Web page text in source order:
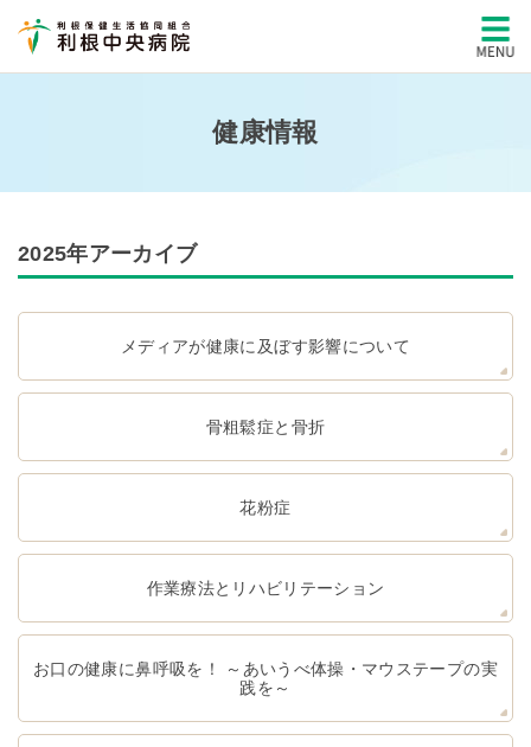
健康情報
2025年アーカイブ
メディアが健康に及ぼす影響について
骨粗鬆症と骨折
花粉症
作業療法とリハビリテーション
お口の健康に鼻呼吸を！ ～あいうべ体操・マウステープの実
践を～